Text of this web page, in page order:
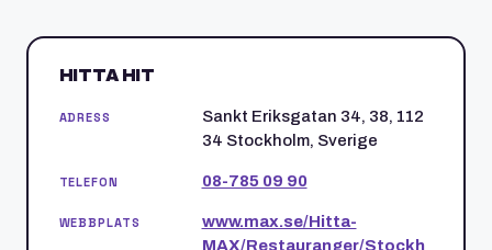
HITTA HIT
ADRESS
Sankt Eriksgatan 34, 38, 112
34 Stockholm, Sverige
TELEFON 08-785 09 90
WEBBPLATS
www.max.se/Hitta-
MAX/Restauranger/Stockh